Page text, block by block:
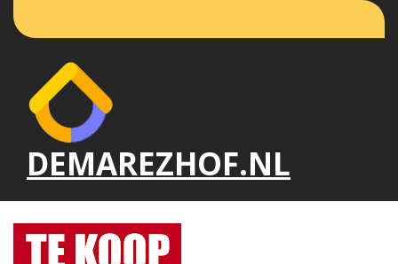
de
DEMAREZHOF.NL